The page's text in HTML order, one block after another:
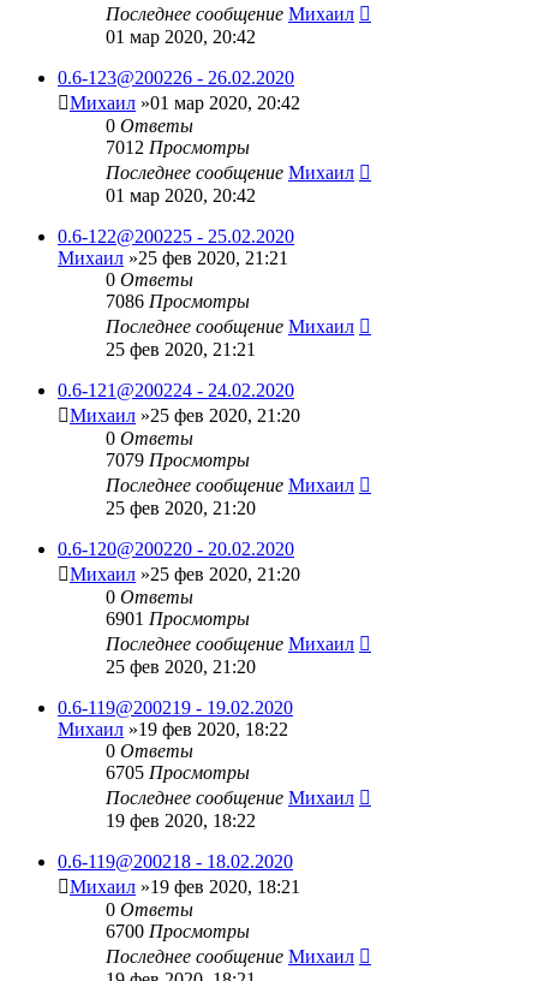
Последнее сообщение Михаил
01 мар 2020, 20:42
0.6-123@200226 - 26.02.2020
Михаил »01 мар 2020, 20:42
0 Ответы
7012 Просмотры
Последнее сообщение Михаил
01 мар 2020, 20:42
0.6-122@200225 - 25.02.2020
Михаил »25 фев 2020, 21:21
0 Ответы
7086 Просмотры
Последнее сообщение Михаил
25 фев 2020, 21:21
0.6-121@200224 - 24.02.2020
Михаил »25 фев 2020, 21:20
0 Ответы
7079 Просмотры
Последнее сообщение Михаил
25 фев 2020, 21:20
0.6-120@200220 - 20.02.2020
Михаил »25 фев 2020, 21:20
0 Ответы
6901 Просмотры
Последнее сообщение Михаил
25 фев 2020, 21:20
0.6-119@200219 - 19.02.2020
Михаил »19 фев 2020, 18:22
0 Ответы
6705 Просмотры
Последнее сообщение Михаил
19 фев 2020, 18:22
0.6-119@200218 - 18.02.2020
Михаил »19 фев 2020, 18:21
0 Ответы
6700 Просмотры
Последнее сообщение Михаил